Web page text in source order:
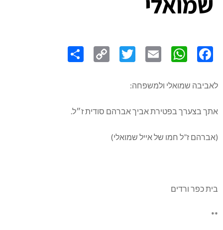
Link
לאביבה שמואלי ולמשפחה:
אתך בצערך בפטירת אביך אברהם סודית ז״ל.
(אברהם ז”ל חמו של אייל שמואלי)
בית כפר ורדים
**